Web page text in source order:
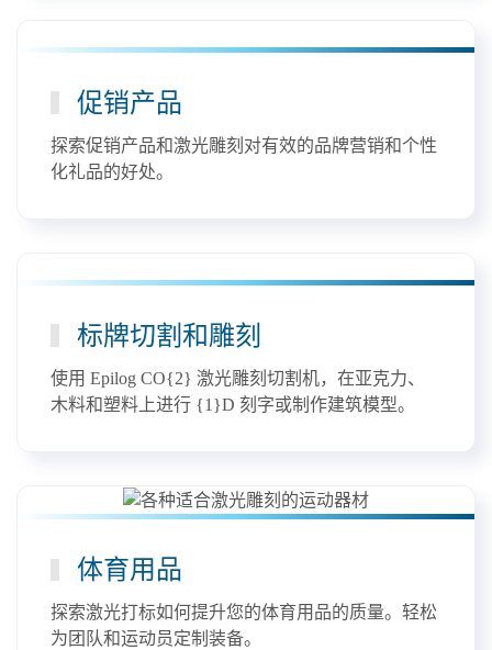
促销产品
探索促销产品和激光雕刻对有效的品牌营销和个性
化礼品的好处。
标牌切割和雕刻
使用 Epilog CO{2} 激光雕刻切割机，在亚克力、
木料和塑料上进行 {1}D 刻字或制作建筑模型。
体育用品
探索激光打标如何提升您的体育用品的质量。轻松
为团队和运动员定制装备。